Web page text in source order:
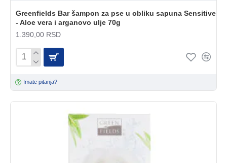
Greenfields Bar šampon za pse u obliku sapuna Sensitive
- Aloe vera i arganovo ulje 70g
1.390,00 RSD
Imate pitanja?